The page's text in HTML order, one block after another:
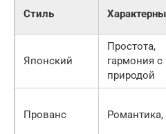
Стиль
Японский
Простота,
гармония с
природой
Прованс Романтика,